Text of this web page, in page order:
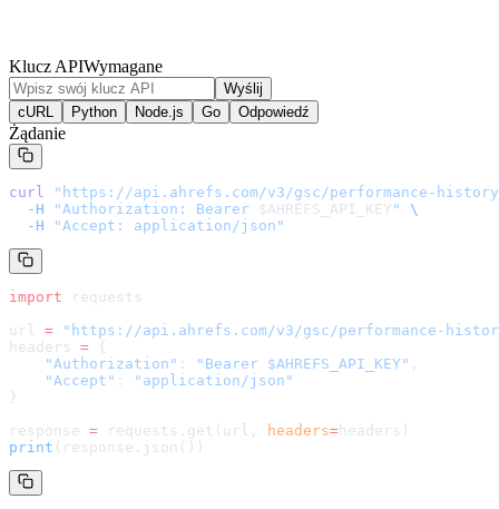
Klucz APIWymagane
Wyślij
cURL
Python Node.js Go Odpowiedź
Żądanie
curl " https://api.ahrefs.com/v3/gsc/performance-history
  -H
"Authorization: Bearer $AHREFS_API_KEY "
\
  -H
"Accept: application/json"
import requests
url = " https://api.ahrefs.com/v3/gsc/performance-
headers = {
    "Authorization"
: "Bearer $AHREFS_API_KEY" ,
    "Accept"
:
"application/json"
}
response = requests.get(url, headers= headers )
print (response.json())